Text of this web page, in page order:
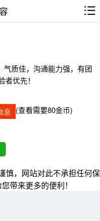
气质佳，沟通能力强，有团
优先！
息 (查看需要80金币)
慎，网站对此不承担任何保
带来更多的便利！